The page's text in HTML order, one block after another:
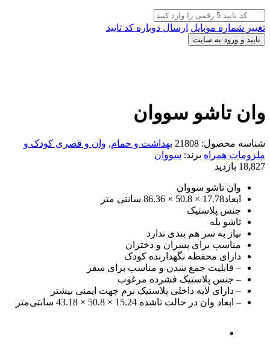
تغییر شماره موبایل ارسال دوباره کد تایید
تایید و ورود به سایت
وان تاشو سووان
شناسه محصول: 21808 بهداشت و حمام, وان و قصری کودک و
ملزومات همراه برند: سووان
18,827 بازدید
وان تاشو سووان
ابعاد17.78 × 50.8 × 86.36 سانتی متر
جنس پلاستیک
تاشو بله
نیاز به سر هم بندی ندارد
مناسب برای پسران و دختران
دارای محفظه نگهدارنده کودک
– قابلیت جمع شدن و مناسب برای سفر
– جنس پلاستیک فشرده مرغوب
– دارای لایه داخلی پلاستیک نرم جهت ایمنی بیشتر
– ابعاد وان در حالت تاشده 15.24 × 50.8 × 43.18 سانتی‌متر